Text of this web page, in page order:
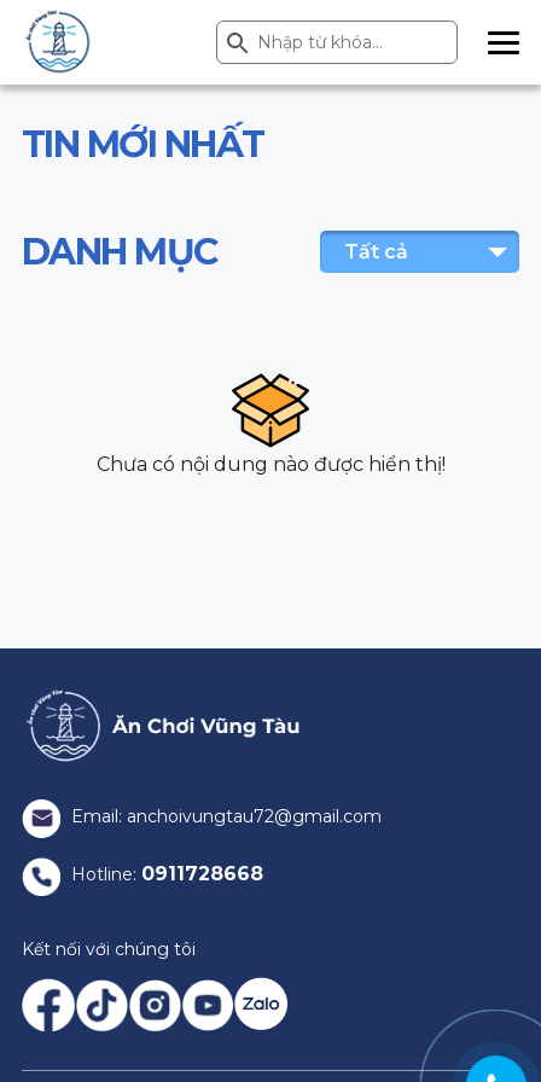
Search
for:
Search Button
ME
NU
TIN MỚI NHẤT
DANH MỤC Tất cả
Chưa có nội dung nào được hiển thị!
Email: anchoivungtau72@gmail.com
Hotline: 0911728668
Kết nối với chúng tôi